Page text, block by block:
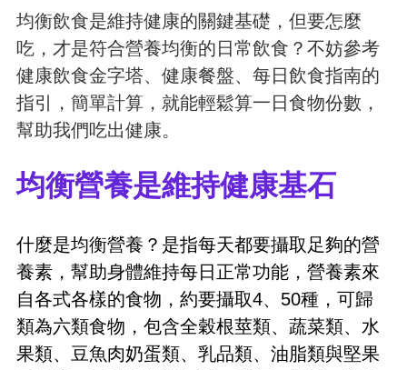
均衡飲食是維持健康的關鍵基礎，但要怎麼
吃，才是符合營養均衡的日常飲食？不妨參考
健康飲食金字塔、健康餐盤、每日飲食指南的
指引，簡單計算，就能輕鬆算一日食物份數，
幫助我們吃出健康。
均衡營養是維持健康基石
什麼是均衡營養？是指每天都要攝取足夠的營
養素，幫助身體維持每日正常功能，營養素來
自各式各樣的食物，約要攝取4、50種，可歸
類為六類食物，包含全穀根莖類、蔬菜類、水
果類、豆魚肉奶蛋類、乳品類、油脂類與堅果